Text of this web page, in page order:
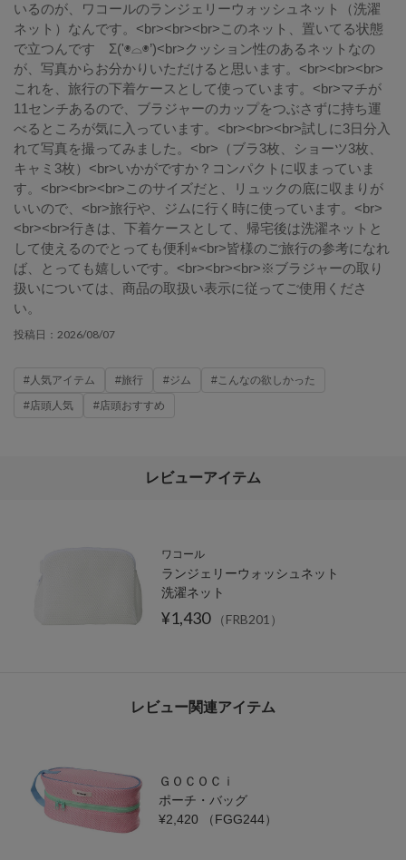
いるのが、ワコールのランジェリーウォッシュネット（洗濯
ネット）なんです。<br><br><br>このネット、置いてる状態
で立つんです Σ('◉⌓◉’)<br>クッション性のあるネットなの
が、写真からお分かりいただけると思います。<br><br><br>
これを、旅行の下着ケースとして使っています。<br>マチが
11センチあるので、ブラジャーのカップをつぶさずに持ち運
べるところが気に入っています。<br><br><br>試しに3日分入
れて写真を撮ってみました。<br>（ブラ3枚、ショーツ3枚、
キャミ3枚）<br>いかがですか？コンパクトに収まっていま
す。<br><br><br>このサイズだと、リュックの底に収まりが
いいので、<br>旅行や、ジムに行く時に使っています。<br>
<br><br>行きは、下着ケースとして、帰宅後は洗濯ネットと
して使えるのでとっても便利⭐︎<br>皆様のご旅行の参考になれ
ば、とっても嬉しいです。<br><br><br>※ブラジャーの取り
扱いについては、商品の取扱い表示に従ってご使用くださ
い。
投稿日： 2026/08/07
#人気アイテム #旅行 #ジム
#こんなの欲しかった
#店頭人気
#店頭おすすめ
レビューアイテム
ワコール
ランジェリーウォッシュネット
洗濯ネット
¥1,430 （FRB201）
レビュー関連アイテム
ＧＯＣＯＣｉ
ポーチ・バッグ
¥2,420
（FGG244）